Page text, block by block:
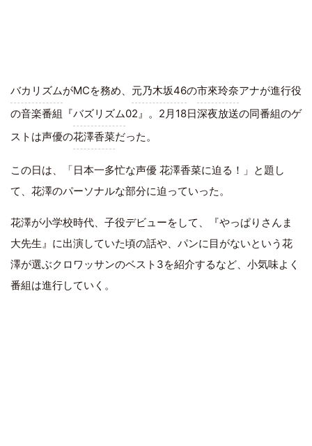
バカリズムがMCを務め、 元乃木坂46の市來玲奈アナが進行役
の音楽番組『バズリズム02』。2月18日深夜放送の同番組のゲ
ストは声優の花澤香菜だった。
この日は、「日本一多忙な声優 花澤香菜に迫る！」と題し
て、花澤のパーソナルな部分に迫っていった。
花澤が小学校時代、子役デビューをして、『やっぱりさんま
大先生』に出演していた頃の話や、パンに目がないという花
澤が選ぶクロワッサンのベスト3を紹介するなど、小気味よく
番組は進行していく。